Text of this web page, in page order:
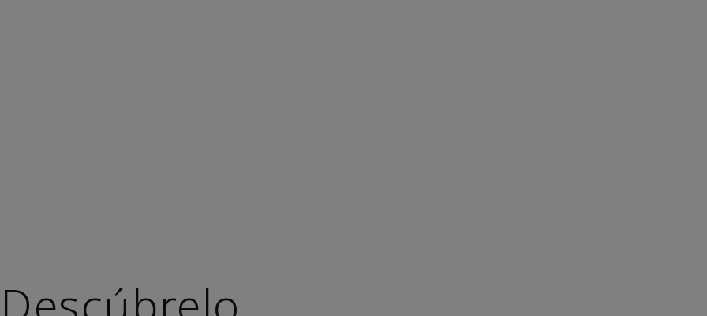
Descúbrelo